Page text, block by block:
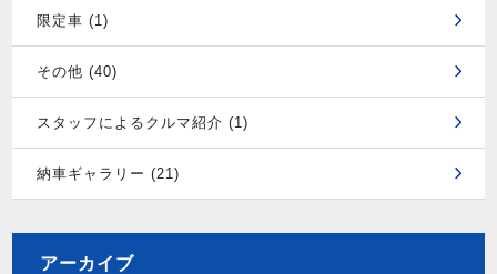
限定車 (1)
その他 (40)
スタッフによるクルマ紹介 (1)
納車ギャラリー (21)
アーカイブ